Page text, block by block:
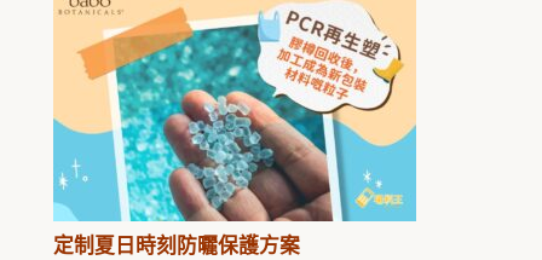
定制夏日時刻防曬保護方案